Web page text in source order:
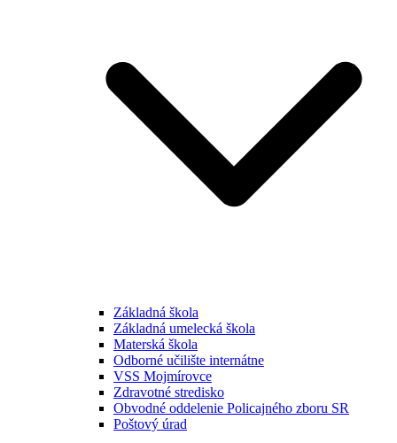
Základná škola
Základná umelecká škola
Materská škola
Odborné učilište internátne
VSS Mojmírovce
Zdravotné stredisko
Obvodné oddelenie Policajného zboru SR
Poštový úrad